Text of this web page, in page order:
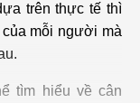
trên thực tế thì
mỗi người mà
tìm hiểu về cân